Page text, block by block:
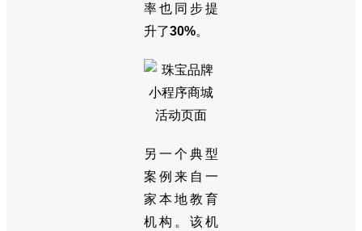
率也同步提
升了30%。
另一个典型
案例来自一
家本地教育
机构。该机